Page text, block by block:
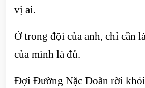
vị ai.
Ở trong đội của anh, chỉ cần
của mình là đủ.
Đợi Đường Nặc Doãn rời